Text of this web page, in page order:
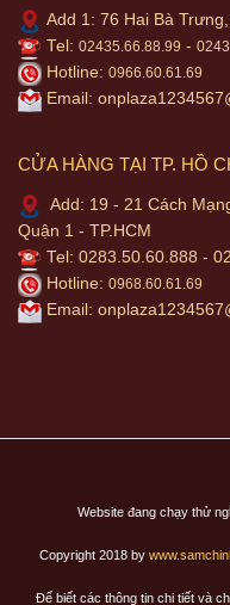
Add 1: 76 Hai Bà
Tel: 02435.66.88.99 -
Hotline: 0966.60.61.69
Email:
CỬA HÀNG TẠI TP. HỒ
Add: 19 - 21 Cách
Quận 1 - TP.HCM
Tel: 0283.50.60.888 -
Hotline: 0968.60.61.69
Email:
Website đang chạy thử
Copyright 2018 by
Để biết các thông tin chi tiết và